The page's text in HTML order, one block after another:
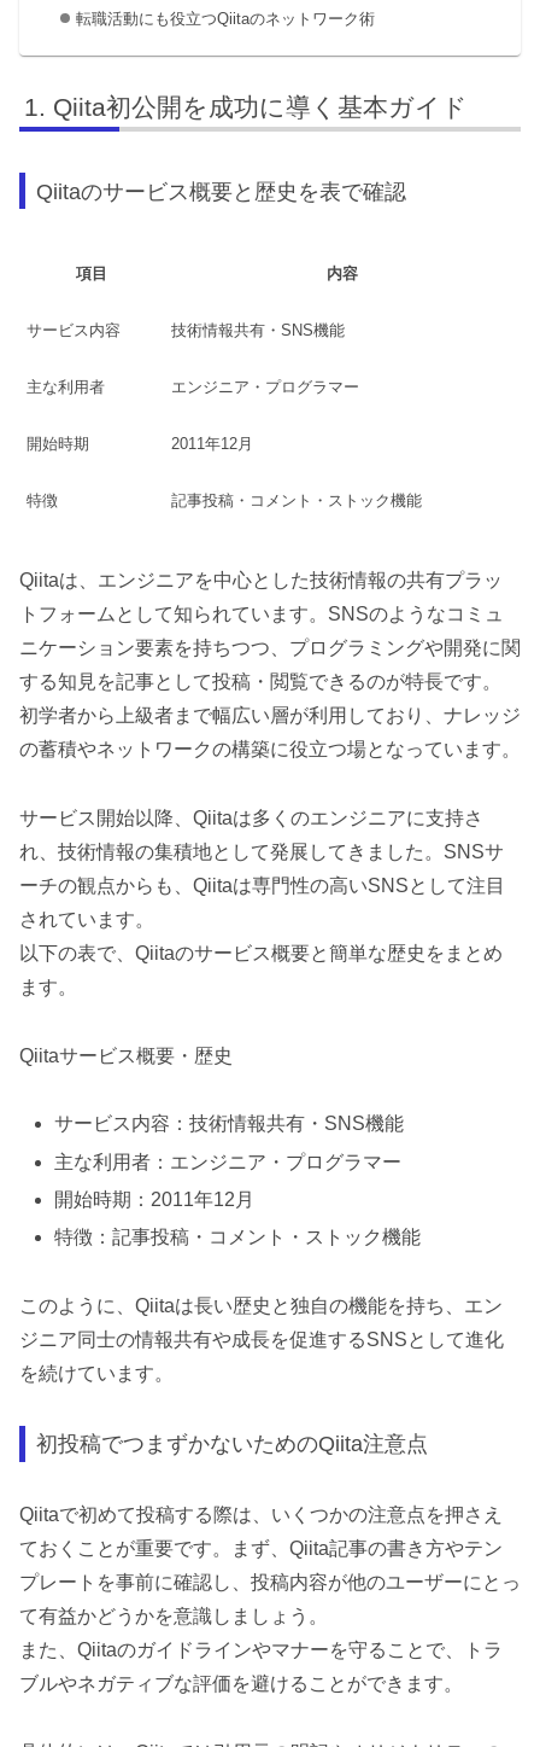
転職活動にも役立つQiitaのネットワーク術
Qiita初公開を成功に導く基本ガイド
Qiitaのサービス概要と歴史を表で確認
項目 内容
サービス内容 技術情報共有・SNS機能
主な利用者 エンジニア・プログラマー
開始時期 2011年12月
特徴 記事投稿・コメント・ストック機能
Qiitaは、エンジニアを中心とした技術情報の共有プラッ
トフォームとして知られています。SNSのようなコミュ
ニケーション要素を持ちつつ、プログラミングや開発に関
する知見を記事として投稿・閲覧できるのが特長です。
初学者から上級者まで幅広い層が利用しており、ナレッジ
の蓄積やネットワークの構築に役立つ場となっています。
サービス開始以降、Qiitaは多くのエンジニアに支持さ
れ、技術情報の集積地として発展してきました。SNSサ
ーチの観点からも、Qiitaは専門性の高いSNSとして注目
されています。
以下の表で、Qiitaのサービス概要と簡単な歴史をまとめ
ます。
Qiitaサービス概要・歴史
サービス内容：技術情報共有・SNS機能
主な利用者：エンジニア・プログラマー
開始時期：2011年12月
特徴：記事投稿・コメント・ストック機能
このように、Qiitaは長い歴史と独自の機能を持ち、エン
ジニア同士の情報共有や成長を促進するSNSとして進化
を続けています。
初投稿でつまずかないためのQiita注意点
Qiitaで初めて投稿する際は、いくつかの注意点を押さえ
ておくことが重要です。まず、Qiita記事の書き方やテン
プレートを事前に確認し、投稿内容が他のユーザーにとっ
て有益かどうかを意識しましょう。
また、Qiitaのガイドラインやマナーを守ることで、トラ
ブルやネガティブな評価を避けることができます。